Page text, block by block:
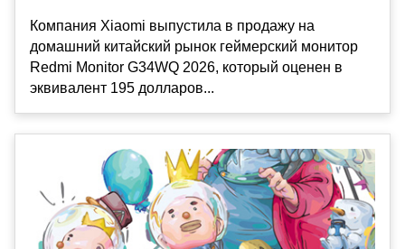
Компания Xiaomi выпустила в продажу на
домашний китайский рынок геймерский монитор
Redmi Monitor G34WQ 2026, который оценен в
эквивалент 195 долларов...